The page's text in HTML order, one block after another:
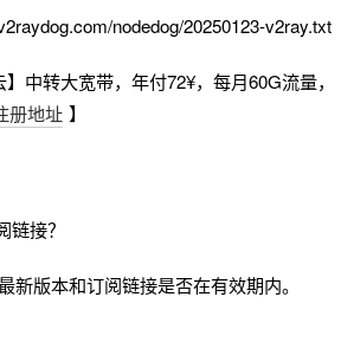
nodedog/20250123-v2ray.txt
中转大宽带，年付72¥，每月60G流量，
册地址 】
接？
新版本和订阅链接是否在有效期内。